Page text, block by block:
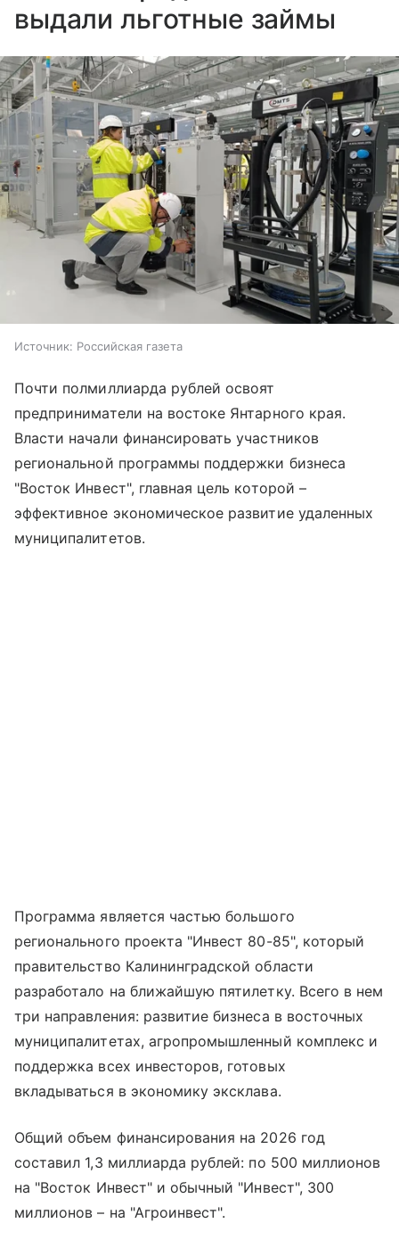
выдали льготные займы
Источник: Российская газета
Почти полмиллиарда рублей освоят
предприниматели на востоке Янтарного края.
Власти начали финансировать участников
региональной программы поддержки бизнеса
"Восток Инвест", главная цель которой –
эффективное экономическое развитие удаленных
муниципалитетов.
Программа является частью большого
регионального проекта "Инвест 80-85", который
правительство Калининградской области
разработало на ближайшую пятилетку. Всего в нем
три направления: развитие бизнеса в восточных
муниципалитетах, агропромышленный комплекс и
поддержка всех инвесторов, готовых
вкладываться в экономику эксклава.
Общий объем финансирования на 2026 год
составил 1,3 миллиарда рублей: по 500 миллионов
на "Восток Инвест" и обычный "Инвест", 300
миллионов – на "Агроинвест".